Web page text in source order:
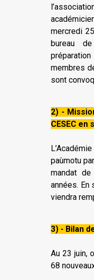
mercredi
bureau
membres
sont
2) -
CESEC en
paùmotu
mandat
années. En
viendra
3) - Bilan
Au 23 juin,
68